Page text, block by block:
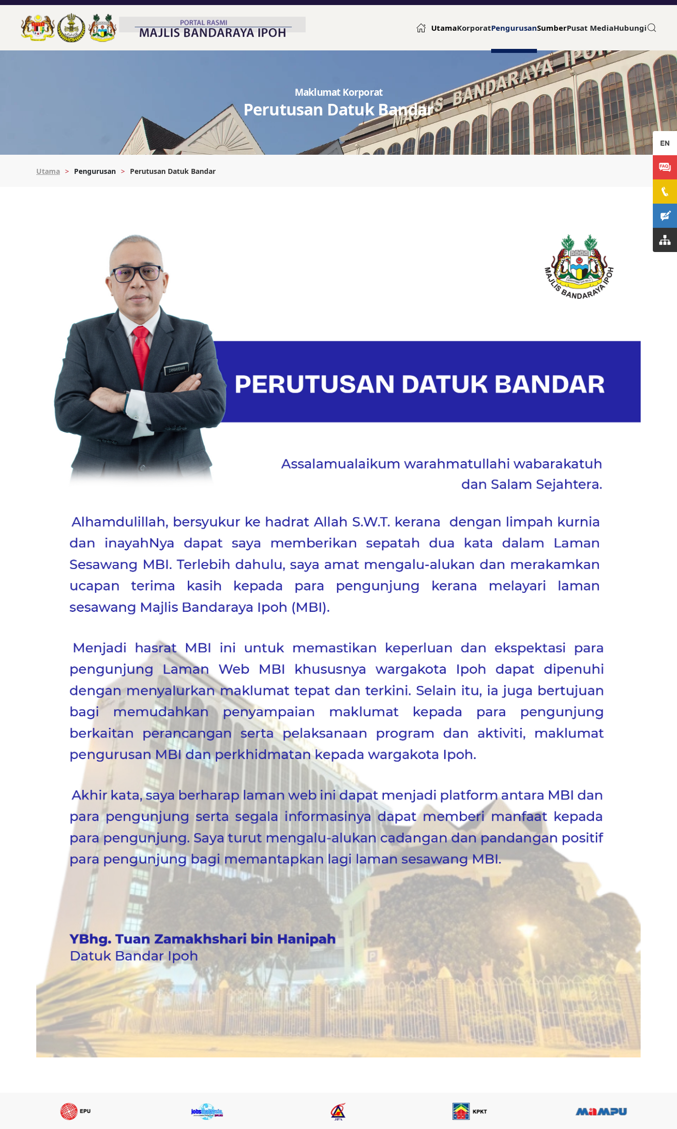
UtamaKorporatPengurusanSumberPusat MediaHubungi
Maklumat Korporat
Perutusan Datuk Bandar
Utama Pengurusan Perutusan Datuk Bandar